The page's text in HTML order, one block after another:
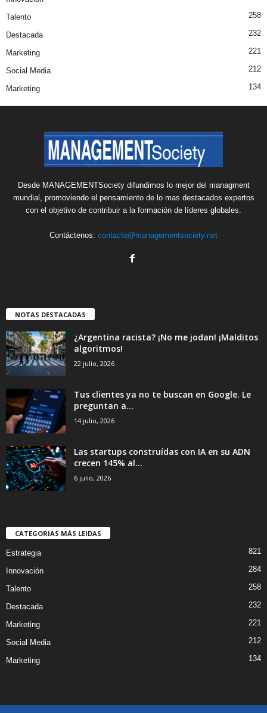
Talento 258
Destacada 232
Marketing 221
Social Media 212
Marketing 134
Desde MANAGEMENTSociety difundimos lo mejor del managment
mundial, promoviendo el pensamiento de lo mas destacados expertos
con el objetivo de contribuir a la formación de líderes globales.
Contáctenos: contacto@managementsociety.net
NOTAS DESTACADAS
¿Argentina racista? ¡No me jodan! ¡Malditos
algoritmos!
22 julio, 2026
Tus clientes ya no te buscan en Google. Le
preguntan a...
14 julio, 2026
Las startups construídas con IA en su ADN
crecen 145% al...
6 julio, 2026
CATEGORIAS MÁS LEIDAS
Estrategia 821
Innovación 284
Talento 258
Destacada 232
Marketing 221
Social Media 212
Marketing 134